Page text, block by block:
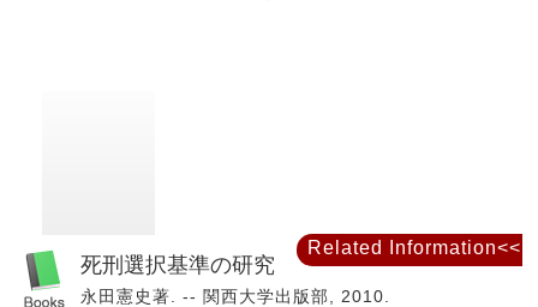
死刑選択基準の研究
永田憲史著. -- 関西大学出版部, 2010.
Related Information<<